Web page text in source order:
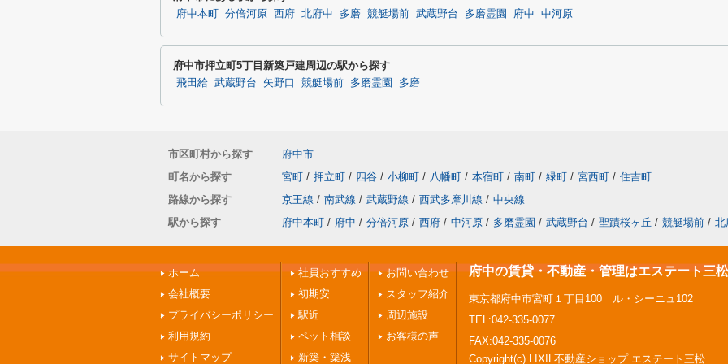
府中本町 分倍河原 西府 北府中 多磨 競艇場前 武蔵野台 多磨霊園 府中 中河原
府中市押立町5丁目新築戸建周辺の駅から探す
飛田給 武蔵野台 矢野口 競艇場前 多磨霊園 多磨
市区町村から探す
府中市
町名から探す
宮町 / 押立町 / 四谷 / 小柳町 / 八幡町 / 本宿町 / 南町 / 緑町 / 宮西町 / 住吉町
路線から探す
京王線 / 南武線 / 武蔵野線 / 西武多摩川線 / 中央線
駅から探す
府中本町 / 府中 / 分倍河原 / 西府 / 中河原 / 多磨霊園 / 武蔵野台 / 聖蹟桜ヶ丘 / 競艇場前 / 北
ホーム
会社概要
プライバシーポリシー
利用規約
サイトマップ
社員おすすめ
初期安
駅近
ペット相談
新築・築浅
お問い合わせ
スタッフ紹介
周辺施設
お客様の声
府中の賃貸・不動産・管理はエステート三松
東京都府中市宮町１丁目100 ル・シーニュ102
TEL:042-335-0077
FAX:042-335-0076
Copyright(c) LIXIL不動産ショップ エステート三松